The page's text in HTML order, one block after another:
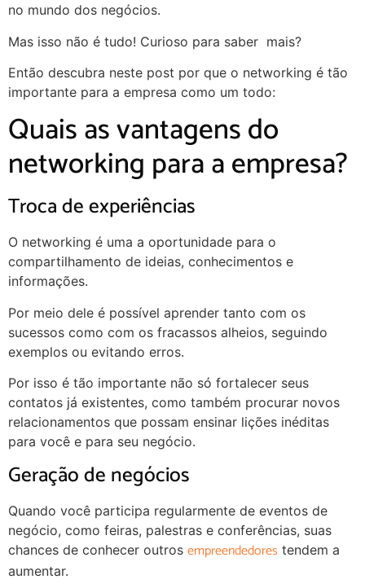
no mundo dos negócios.
Mas isso não é tudo! Curioso para saber mais?
Então descubra neste post por que o networking é tão
importante para a empresa como um todo:
Quais as vantagens do
networking para a empresa?
Troca de experiências
O networking é uma a oportunidade para o
compartilhamento de ideias, conhecimentos e
informações.
Por meio dele é possível aprender tanto com os
sucessos como com os fracassos alheios, seguindo
exemplos ou evitando erros.
Por isso é tão importante não só fortalecer seus
contatos já existentes, como também procurar novos
relacionamentos que possam ensinar lições inéditas
para você e para seu negócio.
Geração de negócios
Quando você participa regularmente de eventos de
negócio, como feiras, palestras e conferências, suas
chances de conhecer outros empreendedores tendem a
aumentar.